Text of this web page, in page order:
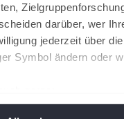
darüber, wer
jederzeit über
Symbol ändern oder
Rom-Champion